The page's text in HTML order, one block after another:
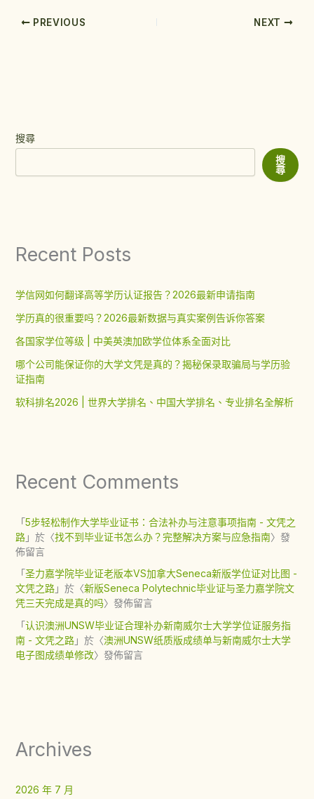
PREVIOUS NEXT
搜尋
搜
尋
Recent Posts
学信网如何翻译高等学历认证报告？2026最新申请指南
学历真的很重要吗？2026最新数据与真实案例告诉你答案
各国家学位等级 | 中美英澳加欧学位体系全面对比
哪个公司能保证你的大学文凭是真的？揭秘保录取骗局与学历验
证指南
软科排名2026 | 世界大学排名、中国大学排名、专业排名全解析
Recent Comments
「5步轻松制作大学毕业证书：合法补办与注意事项指南 - 文凭之
路」於〈找不到毕业证书怎么办？完整解决方案与应急指南〉發
佈留言
「圣力嘉学院毕业证老版本VS加拿大Seneca新版学位证对比图 -
文凭之路」於〈新版Seneca Polytechnic毕业证与圣力嘉学院文
凭三天完成是真的吗〉發佈留言
「认识澳洲UNSW毕业证合理补办新南威尔士大学学位证服务指
南 - 文凭之路」於〈澳洲UNSW纸质版成绩单与新南威尔士大学
电子图成绩单修改〉發佈留言
Archives
2026 年 7 月